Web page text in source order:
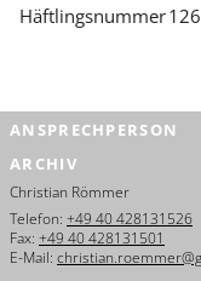
Deutsch
Dansk
Häftlingsnummer
ANSPRECHPERSON
ARCHIV
Christian Römmer
Telefon: +49 40 428131526
Fax: +49 40 428131501
E-Mail: